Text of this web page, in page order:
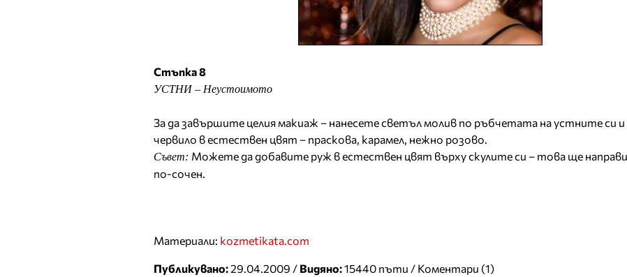
Стъпка 8
УСТНИ – Неустоимото
За да завършите целия макиаж – нанесете светъл молив по ръбчетата на устните си
червило в естествен цвят – праскова, карамел, нежно розово.
Съвет: Можете да добавите руж в естествен цвят върху скулите си – това ще направи
по-сочен.
Материали: kozmetikata.com
Публикувано:29.04.2009 / Видяно:15440 пъти / Коментари (1)